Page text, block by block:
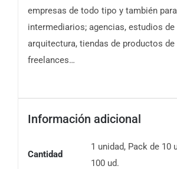
empresas de todo tipo y también para
intermediarios; agencias, estudios de
arquitectura, tiendas de productos de
freelances…
Información adicional
Cantidad
1 unidad, Pack de 10
100 ud.